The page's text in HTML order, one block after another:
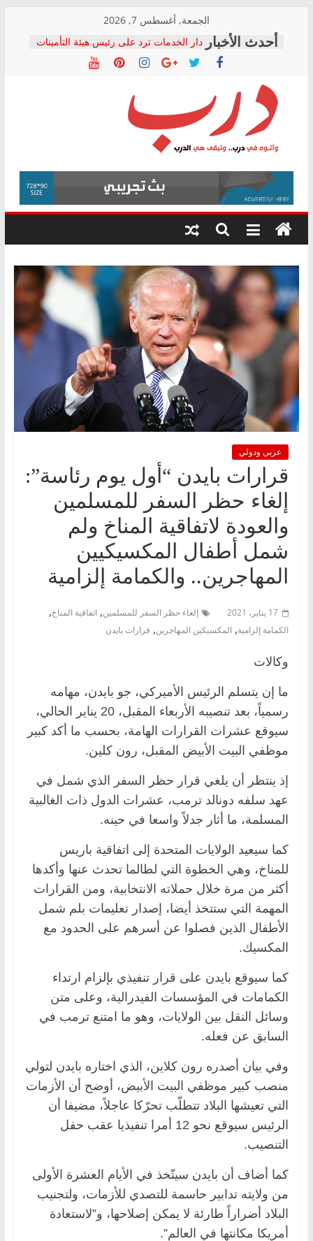
content
الجمعة, أغسطس 7, 2026
دار الخدمات ترد على رئيس هيئة التأمينات
بعد مؤتمره الصحفي: إنكار الأزمة لا ينهي
معاناة أصحاب المعاشات.. ونطالب بكشف
فرحات سليمان يكتب: القطاع الصحي إلى
أين؟
حزب التحالف الشعبي يطلق لجنة “الحق
في الصحة” بالإسكندرية لرصد الانتهاكات
ودعم المرضى
الوزاري لمدينة الصحفيين.. وانتهاء أعمال
إنشاء المبنى الإداري
المجلس القومي لحقوق الإنسان يعلن
متابعة قضية الدكتور محمد زهران.. ويؤكد:
قرينة البراءة وضمانات المحاكمة العادلة
درب
وأتوه
درب..
وتبقى
هي
عربي ودولي
قرارات بايدن “أول يوم رئاسة”:
إلغاء حظر السفر للمسلمين
والعودة لاتفاقية المناخ ولم
شمل أطفال المكسيكيين
المهاجرين.. والكمامة إلزامية
17 يناير، 2021 إلغاء حظر السفر للمسلمين, اتفاقية المناخ,
الكمامة إلزامية, المكسيكين المهاجرين, قرارات بايدن
وكالات
ما إن يتسلم الرئيس الأميركي، جو بايدن، مهامه
رسمياً، بعد تنصيبه الأربعاء المقبل، 20 يناير الحالي،
سيوقع عشرات القرارات الهامة، بحسب ما أكد كبير
موظفي البيت الأبيض المقبل، رون كلين.
إذ ينتظر أن يلغي قرار حظر السفر الذي شمل في
عهد سلفه دونالد ترمب، عشرات الدول ذات الغالبية
المسلمة، ما أثار جدلاً واسعا في حينه.
كما سيعيد الولايات المتحدة إلى اتفاقية باريس
للمناخ، وهي الخطوة التي لطالما تحدث عنها وأكدها
أكثر من مرة خلال حملاته الانتخابية، ومن القرارات
المهمة التي ستتخذ أيضا، إصدار تعليمات بلم شمل
الأطفال الذين فصلوا عن أسرهم على الحدود مع
المكسيك.
كما سيوقع بايدن على قرار تنفيذي بإلزام ارتداء
الكمامات في المؤسسات الفيدرالية، وعلى متن
وسائل النقل بين الولايات، وهو ما امتنع ترمب في
السابق عن فعله.
وفي بيان أصدره رون كلاين، الذي اختاره بايدن لتولي
منصب كبير موظفي البيت الأبيض، أوضح أن الأزمات
التي تعيشها البلاد تتطلّب تحرّكا عاجلاً، مضيفا أن
الرئيس سيوقع نحو 12 أمرا تنفيذيا عقب حفل
التنصيب.
كما أضاف أن بايدن سيتّخذ في الأيام العشرة الأولى
من ولايته تدابير حاسمة للتصدي للأزمات، ولتجنيب
البلاد أضراراً طارئة لا يمكن إصلاحها، و”لاستعادة
أمريكا مكانتها في العالم”.